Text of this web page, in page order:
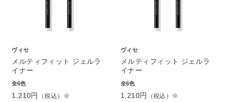
ヴィセ
メルティフィット ジェルラ
イナー
全6色
1,210円 （税込）※
ヴィセ
メルティフィット ジェルラ
イナー
全6色
1,210円 （税込）※